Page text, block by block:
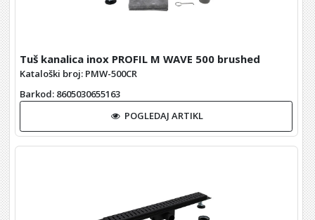
Tuš kanalica inox PROFIL M WAVE 500 brushed
Kataloški broj: PMW-500CR
Barkod: 8605030655163
POGLEDAJ ARTIKL